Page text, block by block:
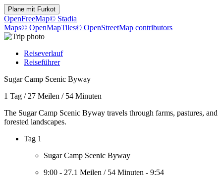
Plane mit Furkot
OpenFreeMap© Stadia
Maps© OpenMapTiles© OpenStreetMap contributors
Reiseverlauf
Reiseführer
Sugar Camp Scenic Byway
1 Tag / 27 Meilen / 54 Minuten
The Sugar Camp Scenic Byway travels through farms, pastures, and
forested landscapes.
Tag 1
Sugar Camp Scenic Byway
9:00 - 27.1 Meilen / 54 Minuten - 9:54